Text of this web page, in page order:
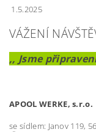
1.5.2025
VÁŽENÍ
,, Jsme
APOOL WERKE, s.r.o.
se sídlem: Janov 119,